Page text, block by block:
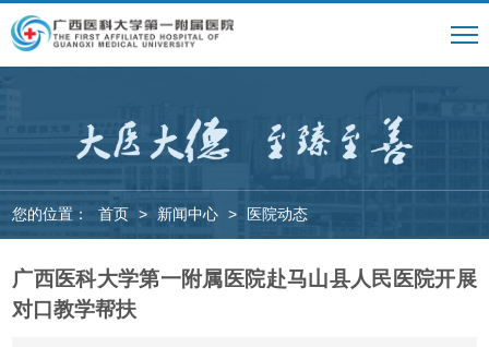
您的位置： 首页 > 新闻中心 > 医院动态
广西医科大学第一附属医院赴马山县人民医院开展
对口教学帮扶